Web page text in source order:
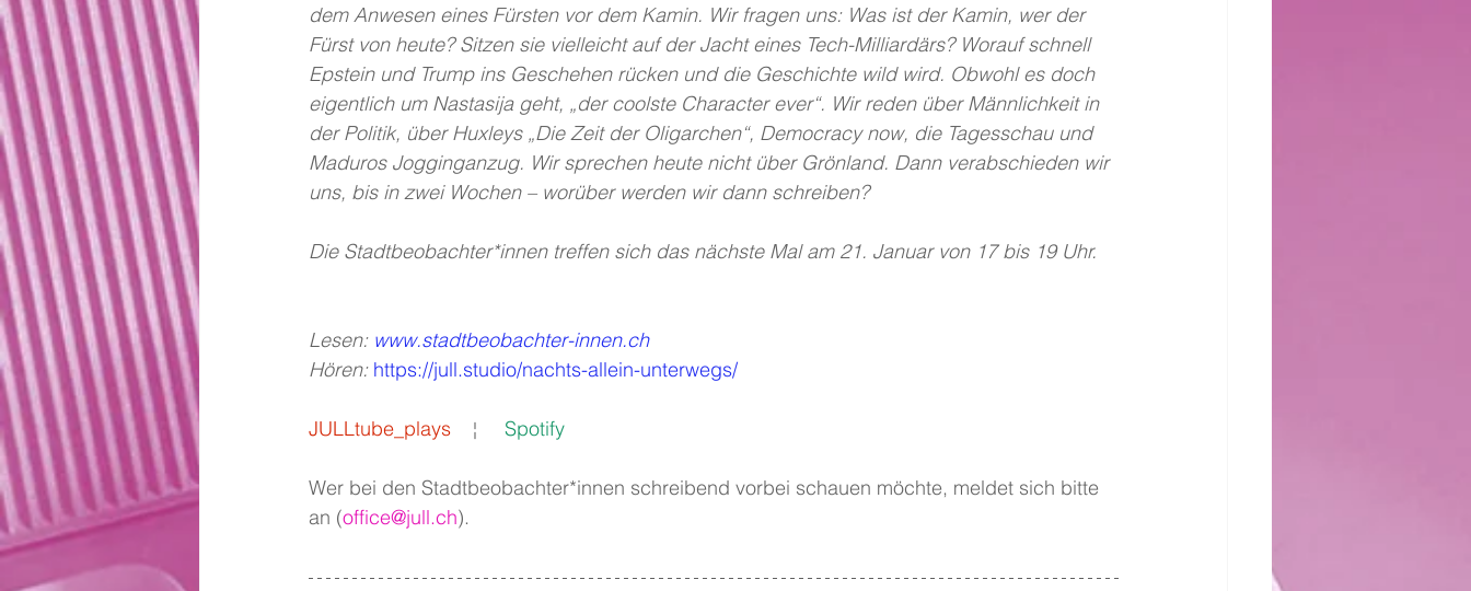
dem Anwesen eines Fürsten vor dem Kamin. Wir fragen uns: Was ist der Kamin, wer der
Fürst von heute? Sitzen sie vielleicht auf der Jacht eines Tech-Milliardärs? Worauf schnell
Epstein und Trump ins Geschehen rücken und die Geschichte wild wird. Obwohl es doch
eigentlich um Nastasija geht, „der coolste Character ever“. Wir reden über Männlichkeit in
der Politik, über Huxleys „Die Zeit der Oligarchen“, Democracy now, die Tagesschau und
Maduros Jogginganzug. Wir sprechen heute nicht über Grönland. Dann verabschieden wir
uns, bis in zwei Wochen – worüber werden wir dann schreiben?
Die Stadtbeobachter*innen treffen sich das nächste Mal am 21. Januar von 17 bis 19 Uhr.
Lesen: www.stadtbeobachter-innen.ch
Hören: https://jull.studio/nachts-allein-unterwegs/
JULLtube_plays
   ¦
Spotify
Wer bei den Stadtbeobachter*innen schreibend vorbei schauen möchte, meldet sich bitte
an (office@jull.ch).